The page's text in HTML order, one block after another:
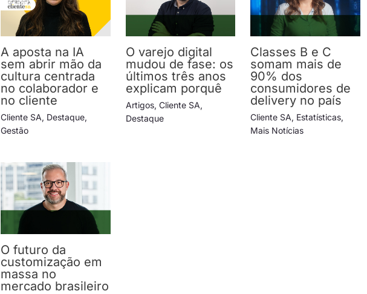
A aposta na IA
sem abrir mão da
cultura centrada
no colaborador e
no cliente
Cliente SA, Destaque,
Gestão
O varejo digital
mudou de fase: os
últimos três anos
explicam porquê
Artigos, Cliente SA,
Destaque
Classes B e C
somam mais de
90% dos
consumidores de
delivery no país
Cliente SA, Estatísticas,
Mais Notícias
O futuro da
customização em
massa no
mercado brasileiro